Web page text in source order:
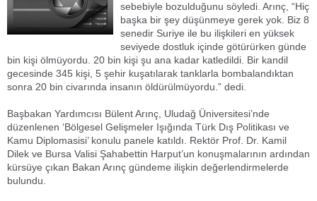
sebebiyle bozulduğunu söyledi. Arınç, “Hiç
başka bir şey düşünmeye gerek yok. Biz 8
senedir Suriye ile bu ilişkileri en yüksek
seviyede dostluk içinde götürürken günde
bin kişi ölmüyordu. 20 bin kişi şu ana kadar katledildi. Bir kandil
gecesinde 345 kişi, 5 şehir kuşatılarak tanklarla bombalandıktan
sonra 20 bin civarında insanın öldürülmüyordu.” dedi.
Başbakan Yardımcısı Bülent Arınç, Uludağ Üniversitesi’nde
düzenlenen ‘Bölgesel Gelişmeler Işığında Türk Dış Politikası ve
Kamu Diplomasisi’ konulu panele katıldı. Rektör Prof. Dr. Kamil
Dilek ve Bursa Valisi Şahabettin Harput’un konuşmalarının ardından
kürsüye çıkan Bakan Arınç gündeme ilişkin değerlendirmelerde
bulundu.